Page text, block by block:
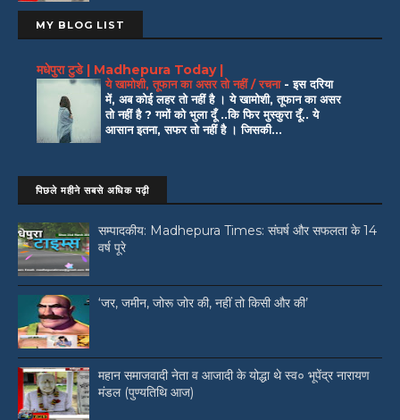
MY BLOG LIST
मधेपुरा टुडे | Madhepura Today |
ये खामोशी, तूफान का असर तो नहीं / रचना -इस दरिया
में, अब कोई लहर तो नहीं है । ये खामोशी, तूफान का असर
तो नहीं है ? गमों को भुला दूँ ..कि फिर मुस्कुरा दूँ.. ये
आसान इतना, सफर तो नहीं है । जिसकी...
पिछले महीने सबसे अधिक पढ़ी
सम्पादकीय: Madhepura Times: संघर्ष और सफलता के 14
वर्ष पूरे
‘जर, जमीन, जोरू जोर की, नहीं तो किसी और की’
महान समाजवादी नेता व आजादी के योद्धा थे स्व० भूपेंद्र नारायण
मंडल (पुण्यतिथि आज)